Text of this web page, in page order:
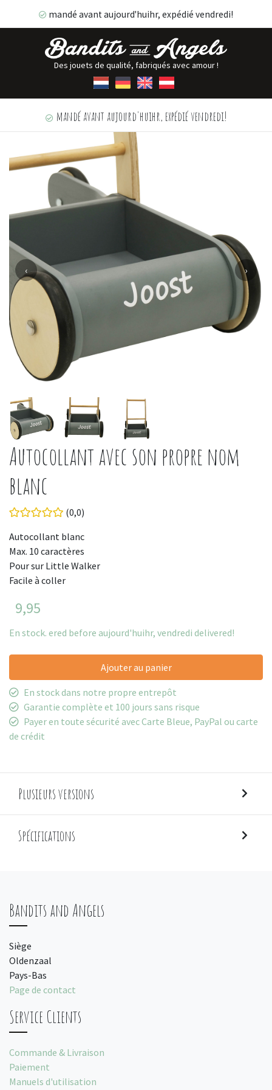
mandé avant aujourd'huihr, expédié vendredi!
Des jouets de qualité, fabriqués avec amour !
mandé avant aujourd'huihr, expédié vendredi!
‹ ›
Autocollant avec son propre nom
blanc
(0,0)
Autocollant blanc
Max. 10 caractères
Pour sur Little Walker
Facile à coller
9,95
En stock. ered before aujourd'huihr, vendredi delivered!
Ajouter au panier
En stock dans notre propre entrepôt
Garantie complète et 100 jours sans risque
Payer en toute sécurité avec Carte Bleue, PayPal ou carte
de crédit
Plusieurs versions
Spécifications
Bandits and Angels
Siège
Oldenzaal
Pays-Bas
Page de contact
Service Clients
Commande & Livraison
Paiement
Manuels d'utilisation